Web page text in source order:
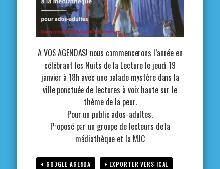
A VOS AGENDAS! nous commencerons l’année en
célébrant les Nuits de la Lecture le jeudi 19
janvier à 18h avec une balade mystère dans la
ville ponctuée de lectures à voix haute sur le
thème de la peur.
Pour un public ados-adultes.
Proposé par un groupe de lecteurs de la
médiathèque et la MJC
+ GOOGLE AGENDA + EXPORTER VERS ICAL